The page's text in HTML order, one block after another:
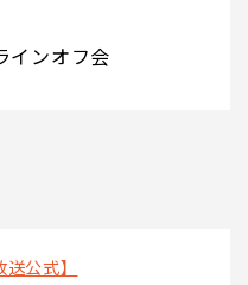
インオフ会
公式】